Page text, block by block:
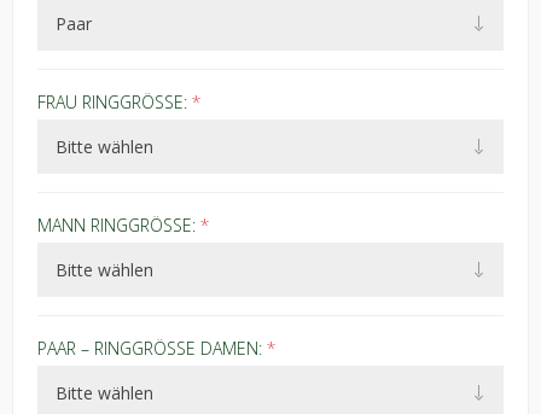
FRAU RINGGRÖSSE: *
MANN RINGGRÖSSE: *
PAAR – RINGGRÖSSE DAMEN: *